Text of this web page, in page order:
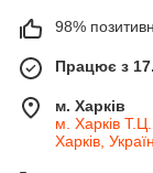
98%
Працює з
м. Харків
м. Харків
Харків,